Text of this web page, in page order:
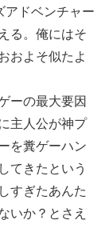
アドベンチャー
る。俺にはそ
およそ似たよ
ーの最大要因
主人公が神プ
を糞ゲーハン
てきたという
すぎたあんた
いか？とさえ